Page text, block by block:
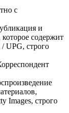
с
и
содержит
UPG, строго
Images, строго